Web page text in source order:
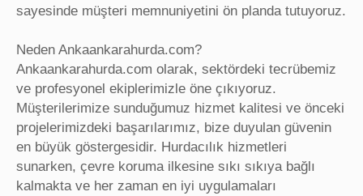
sayesinde müşteri memnuniyetini ön planda tutuyoruz.
Neden Ankaankarahurda.com?
Ankaankarahurda.com olarak, sektördeki tecrübemiz
ve profesyonel ekiplerimizle öne çıkıyoruz.
Müşterilerimize sunduğumuz hizmet kalitesi ve önceki
projelerimizdeki başarılarımız, bize duyulan güvenin
en büyük göstergesidir. Hurdacılık hizmetleri
sunarken, çevre koruma ilkesine sıkı sıkıya bağlı
kalmakta ve her zaman en iyi uygulamaları